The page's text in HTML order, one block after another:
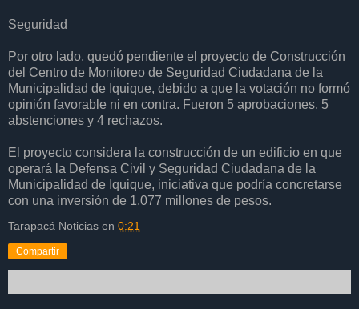
Seguridad
Por otro lado, quedó pendiente el proyecto de Construcción
del Centro de Monitoreo de Seguridad Ciudadana de la
Municipalidad de Iquique, debido a que la votación no formó
opinión favorable ni en contra. Fueron 5 aprobaciones, 5
abstenciones y 4 rechazos.
El proyecto considera la construcción de un edificio en que
operará la Defensa Civil y Seguridad Ciudadana de la
Municipalidad de Iquique, iniciativa que podría concretarse
con una inversión de 1.077 millones de pesos.
Tarapacá Noticias en 0:21
Compartir